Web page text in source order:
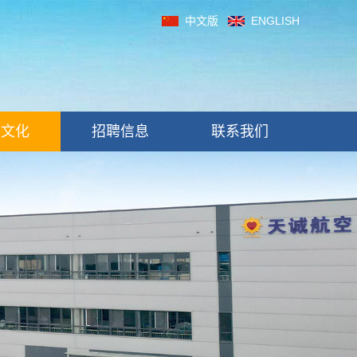
中文版 ENGLISH
化 招聘信息 联系我们